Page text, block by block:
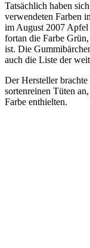
Tatsächlich haben
verwendeten Farben
im August 2007 Apfel
fortan die Farbe
ist. Die
auch die Liste der
Der Hersteller
sortenreinen Tüten
Farbe enthielten.